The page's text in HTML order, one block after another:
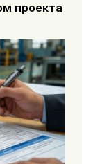
проекта